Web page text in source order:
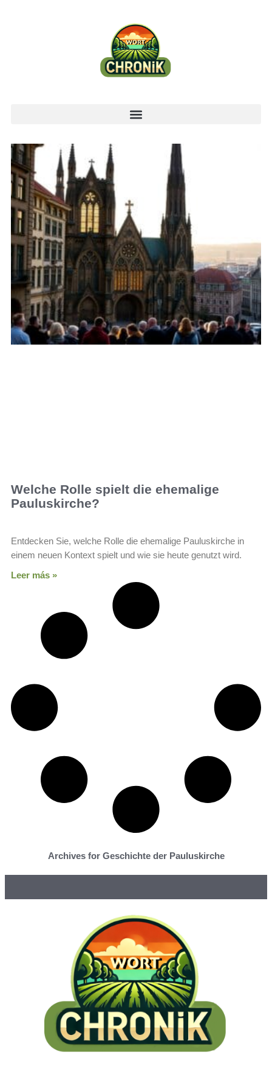
Welche Rolle spielt die ehemalige
Pauluskirche?
Entdecken Sie, welche Rolle die ehemalige Pauluskirche in
einem neuen Kontext spielt und wie sie heute genutzt wird.
Leer más »
Archives for Geschichte der Pauluskirche